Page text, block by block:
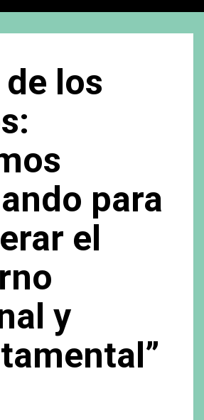
los
para
el
y